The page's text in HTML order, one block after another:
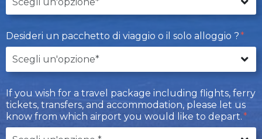
Desideri un pacchetto di viaggio o il solo alloggio ?
If you wish for a travel package including flights, ferry
tickets, transfers, and accommodation, please let us
know from which airport you would like to depart.